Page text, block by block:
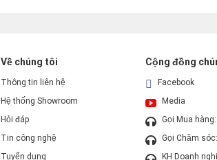
Về chúng tôi
Thông tin liên hệ
Hệ thống Showroom
Hỏi đáp
Tin công nghệ
Tuyển dụng
Cộng đồng
Facebook
Media
Gọi Mua
Gọi Chăm
KH Doanh